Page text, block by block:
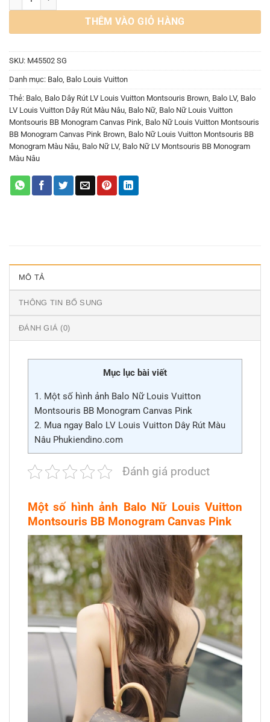
THÊM VÀO GIỎ HÀNG
SKU: M45502 SG
Danh mục: Balo Balo Louis Vuitton
Thẻ: Balo Balo Dây Rút LV Louis Vuitton Montsouris Brown Balo LV, Balo
LV Louis Vuitton Dây Rút Màu Nâu Balo Nữ, Balo Nữ Louis Vuitton
Montsouris BB Monogram Canvas Pink Balo Nữ Louis Vuitton Montsouris
BB Monogram Canvas Pink Brown Balo Nữ Louis Vuitton Montsouris BB
Monogram Màu Nâu Balo Nữ LV, Balo Nữ LV Montsouris BB Monogram
Màu Nâu
MÔ TẢ
THÔNG TIN BỔ SUNG
ĐÁNH GIÁ (0)
Mục lục bài viết
1. Một số hình ảnh Balo Nữ Louis Vuitton
Montsouris BB Monogram Canvas Pink
2. Mua ngay Balo LV Louis Vuitton Dây Rút Màu
Nâu Phukiendino.com
Đánh giá product
Một số hình ảnh Balo Nữ Louis Vuitton
Montsouris BB Monogram Canvas Pink